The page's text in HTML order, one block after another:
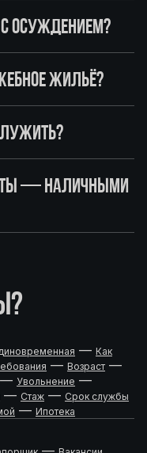
ОСУЖДЕНИЕМ?
ЖИЛЬЁ?
— НАЛИЧНЫМИ
— Как
— Возраст —
— Увольнение —
— Стаж — Срок службы
— Ипотека